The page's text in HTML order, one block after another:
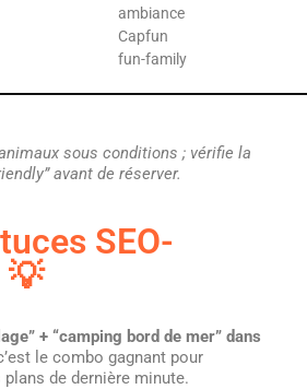
ambiance
Capfun
fun-family
sous conditions ; vérifie la
avant de réserver.
SEO-
💡
+ “camping bord de mer” dans
le combo gagnant pour
de dernière minute.